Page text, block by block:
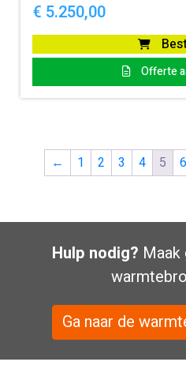
€ 5.250,00
Offerte
← 1 2 3 4 5 6
Hulp nodig? Maak
Ga naar de